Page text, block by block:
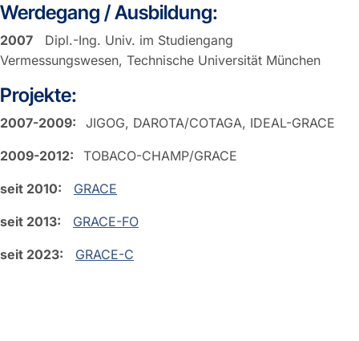
Werdegang / Ausbildung:
2007 Dipl.-Ing. Univ. im Studiengang
Vermessungswesen, Technische Universität München
Projekte:
2007-2009: JIGOG, DAROTA/COTAGA, IDEAL-GRACE
2009-2012: TOBACO-CHAMP/GRACE
seit 2010: GRACE
seit 2013: GRACE-FO
seit 2023: GRACE-C